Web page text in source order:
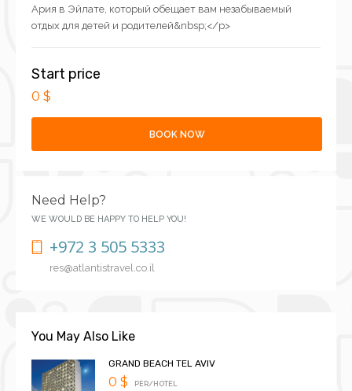
Ария в Эйлате, который обещает вам незабываемый
отдых для детей и родителей&nbsp;</p>
Start price
0 $
BOOK NOW
Need Help?
WE WOULD BE HAPPY TO HELP YOU!
+972 3 505 5333
res@atlantistravel.co.il
You May Also Like
GRAND BEACH TEL AVIV
0 $ PER/HOTEL